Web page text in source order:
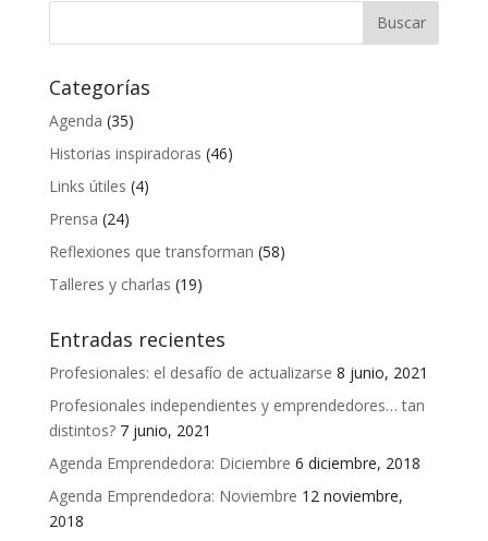
Categorías
Agenda (35)
Historias inspiradoras (46)
Links útiles (4)
Prensa (24)
Reflexiones que transforman (58)
Talleres y charlas (19)
Entradas recientes
Profesionales: el desafío de actualizarse 8 junio, 2021
Profesionales independientes y emprendedores… tan
distintos? 7 junio, 2021
Agenda Emprendedora: Diciembre 6 diciembre, 2018
Agenda Emprendedora: Noviembre 12 noviembre,
2018